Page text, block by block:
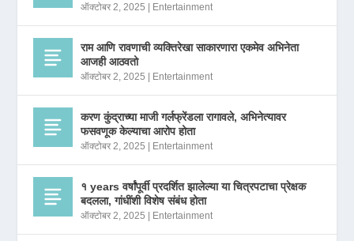
ऑक्टोबर 2, 2025 Entertainment
राम आणि रावणाची व्यक्तिरेखा साकारणारा एकमेव अभिनेता
आजही आठवतो
ऑक्टोबर 2, 2025 Entertainment
करण कुंद्राच्या माजी गर्लफ्रेंडला रागावले, अभिनेत्यावर
फसवणूक केल्याचा आरोप होता
ऑक्टोबर 2, 2025 Entertainment
१ years वर्षांपूर्वी प्रदर्शित झालेल्या या चित्रपटाचा प्रेक्षक
बदलला, गांधींशी विशेष संबंध होता
ऑक्टोबर 2, 2025 Entertainment